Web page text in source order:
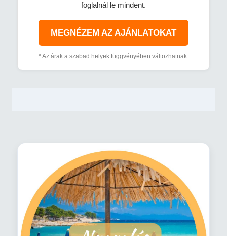
foglalnál le mindent.
MEGNÉZEM AZ AJÁNLATOKAT
* Az árak a szabad helyek függvényében változhatnak.